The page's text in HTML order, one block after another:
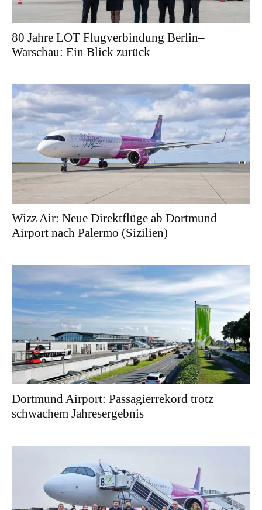
80 Jahre LOT Flugverbindung Berlin–
Warschau: Ein Blick zurück
Wizz Air: Neue Direktflüge ab Dortmund
Airport nach Palermo (Sizilien)
Dortmund Airport: Passagierrekord trotz
schwachem Jahresergebnis